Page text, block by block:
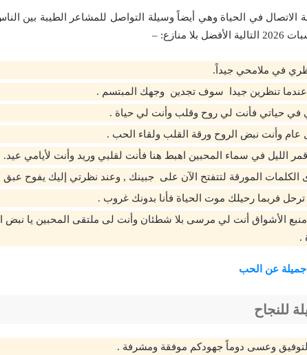
الاتصال في الحياة وهي أيضاً وسيلة التواصل للمشاعر الطيبة بين
منازع: –
في ملامحي جيداً.
..عندما تنظرين جيدا سوف تجدين وجهك المبتسم .
في حياتي فأنت لي روح وقلب وأنت لي حياة .
وأنت نبض الروح ورقة القلب ولقاء الحب .
الليل في سماء المحبين اهبط هنا فأنت لقلبي وريد وأنت لأيامي عيد.
الكلمات المورقة لتتفتح الآن على جبينك , وعند نظرتي إليك يفوح عبق
فربما رحيلك موت الحياة فأنا بدونك غروب .
الأشواق أنت لي مرسى بلا شطئان وأنت لى ملتقى المحبين يا نبض
.
جميلة عن الحب
للنجاح
وعسى دوماً جهودكم موفقة ومشرفة .